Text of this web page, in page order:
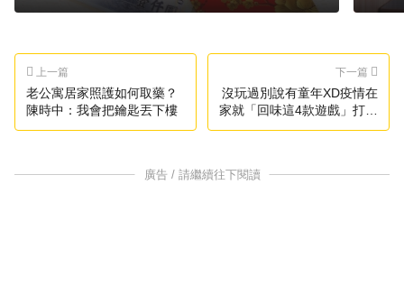
上一篇
老公寓居家照護如何取藥？
陳時中：我會把鑰匙丟下樓
下一篇
沒玩過別說有童年XD疫情在
家就「回味這4款遊戲」打發
時間，還記得摩爾莊園、辦
廣告 / 請繼續往下閱讀